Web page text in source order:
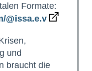
Formate:
@issa.e.v
und
braucht die